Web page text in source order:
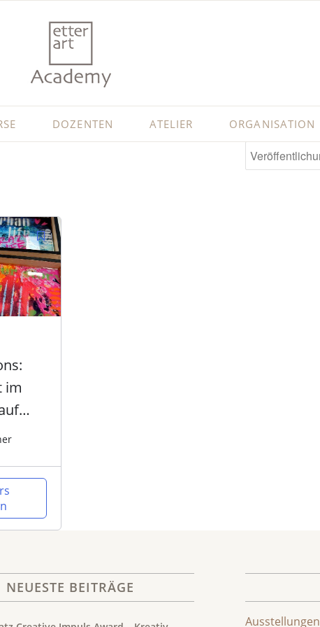
DOZENTEN ATELIER ORGANISATION
im
NEUESTE BEITRÄGE
Ausstellungen